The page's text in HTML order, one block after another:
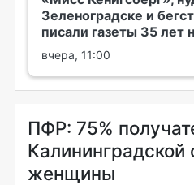
Зеленоградске и
писали газеты 35 лет
вчера, 11:00
ПФР: 75%
женщины